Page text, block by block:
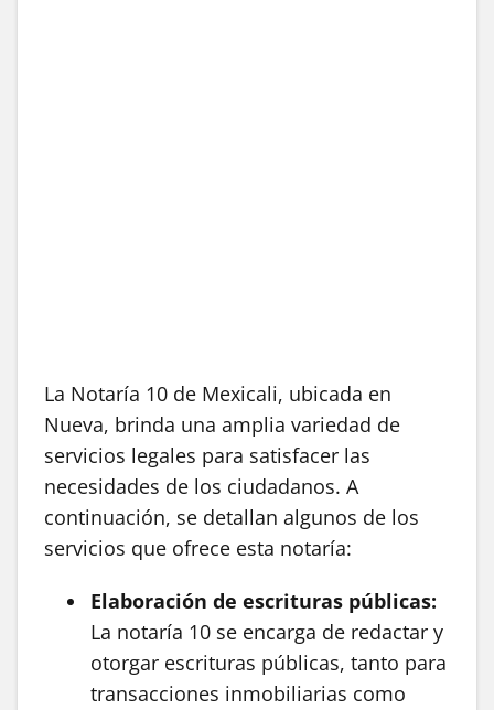
La Notaría 10 de Mexicali, ubicada en
Nueva, brinda una amplia variedad de
servicios legales para satisfacer las
necesidades de los ciudadanos. A
continuación, se detallan algunos de los
servicios que ofrece esta notaría:
Elaboración de escrituras públicas:
La notaría 10 se encarga de redactar y
otorgar escrituras públicas, tanto para
transacciones inmobiliarias como